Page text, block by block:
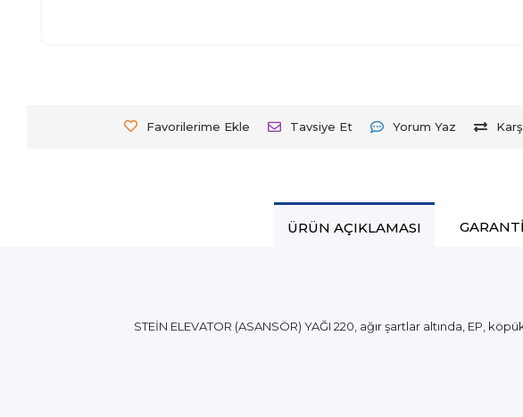
Favorilerime Ekle Tavsiye Et Yorum Yaz
ÜRÜN AÇIKLAMASI
STEİN ELEVATOR (ASANSÖR) YAĞI 220, ağır şartlar altında, EP,